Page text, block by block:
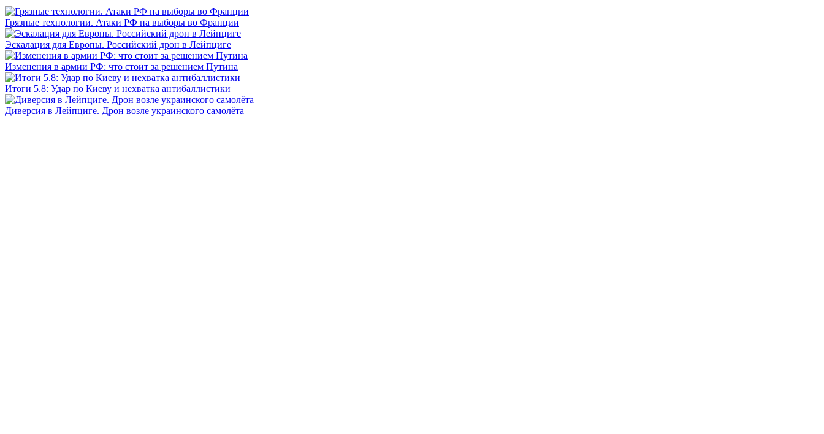
Грязные технологии. Атаки РФ на выборы во Франции
Эскалация для Европы. Российский дрон в Лейпциге
Изменения в армии РФ: что стоит за решением Путина
Итоги 5.8: Удар по Киеву и нехватка антибаллистики
Диверсия в Лейпциге. Дрон возле украинского самолёта